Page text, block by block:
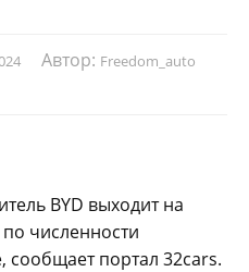
Автор: Freedom_auto
BYD выходит на
численности
сообщает портал 32cars.